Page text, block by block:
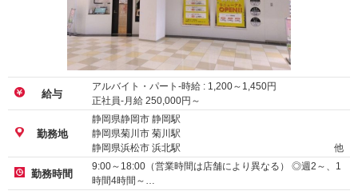
給与
アルバイト・パート-時給 : 1,200～ 1,450円
正社員-月給 250,000円～
勤務地
静岡県静岡市 静岡駅
静岡県菊川市 菊川駅
静岡県浜松市 浜北駅
他
勤務時間
9:00～18:00（営業時間は店舗により異なる） ◎週2～、1
時間4時間～…